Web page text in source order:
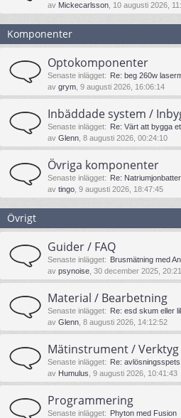
av Mickecarlsson , 10 augusti 2026,
Komponenter
Optokomponenter
Senaste inlägget: Re: beg 260w
av grym , 9 augusti 2026, 16:06:14
Inbäddade system /
Senaste inlägget: Re: Värt att bygga
av Glenn , 8 augusti 2026, 00:24:10
Övriga komponenter
Senaste inlägget: Re:
av tingo , 9 augusti 2026, 18:47:45
Övrigt
Guider / FAQ
Senaste inlägget: Brusmätning med
av psynoise , 30 december 2025,
Material / Bearbetning
Senaste inlägget: Re: esd skum eller
av Glenn , 8 augusti 2026, 14:12:52
Mätinstrument /
Senaste inlägget: Re:
av Humulus , 9 augusti 2026, 10:41:43
Programmering
Senaste inlägget: Phyton med Fusion